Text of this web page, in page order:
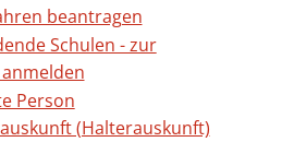
beantragen
Schulen - zur
Person
(Halterauskunft)